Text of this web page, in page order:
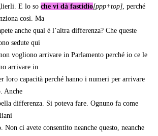
E lo so che vi dà fastidio[ppp+top], perché
così. Ma
anche qual è l’altra differenza? Che queste
sedute qui
vogliono arrivare in Parlamento perché io ce le
arrivare in
loro capacità perché hanno i numeri per arrivare
Anche
differenza. Si poteva fare. Ognuno fa come
Non ci avete consentito neanche questo, neanche